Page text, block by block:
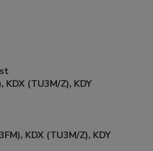
(TU3M/Z), KDY
KDX (TU3M/Z), KDY